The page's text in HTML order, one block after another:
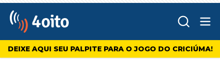
4oito
DEIXE AQUI SEU PALPITE PARA O JOGO DO CRICIÚMA!